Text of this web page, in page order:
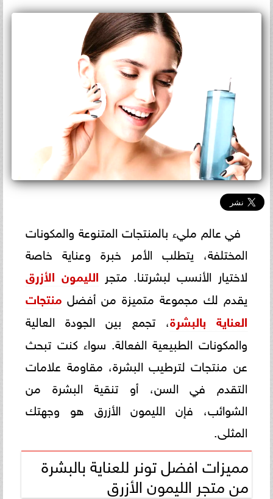
في عالم مليء بالمنتجات المتنوعة والمكونات
المختلفة، يتطلب الأمر خبرة وعناية خاصة
لاختيار الأنسب لبشرتنا. متجر الليمون الأزرق
يقدم لك مجموعة متميزة من أفضل منتجات
العناية بالبشرة، تجمع بين الجودة العالية
والمكونات الطبيعية الفعالة. سواء كنت تبحث
عن منتجات لترطيب البشرة، مقاومة علامات
التقدم في السن، أو تنقية البشرة من
الشوائب، فإن الليمون الأزرق هو وجهتك
المثلى.
مميزات افضل تونر للعناية بالبشرة
من متجر الليمون الأزرق